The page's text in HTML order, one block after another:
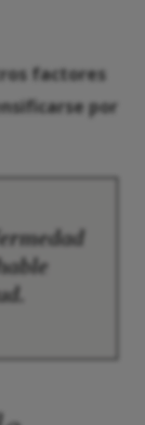
factores
por